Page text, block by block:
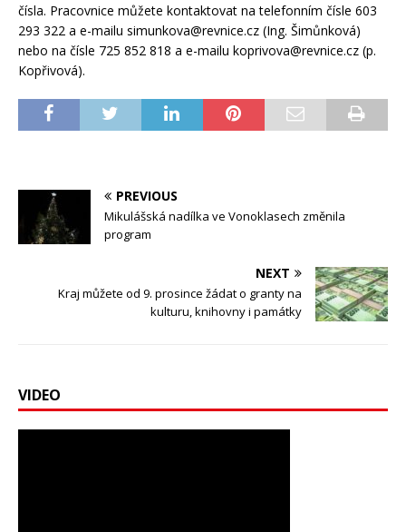
čísla. Pracovnice můžete kontaktovat na telefonním čísle 603
293 322 a e-mailu simunkova@revnice.cz (Ing. Šimůnková)
nebo na čísle 725 852 818 a e-mailu koprivova@revnice.cz (p.
Kopřivová).
PREVIOUS
Mikulášská nadílka ve Vonoklasech změnila
program
NEXT
Kraj můžete od 9. prosince žádat o granty na
kulturu, knihovny i památky
VIDEO